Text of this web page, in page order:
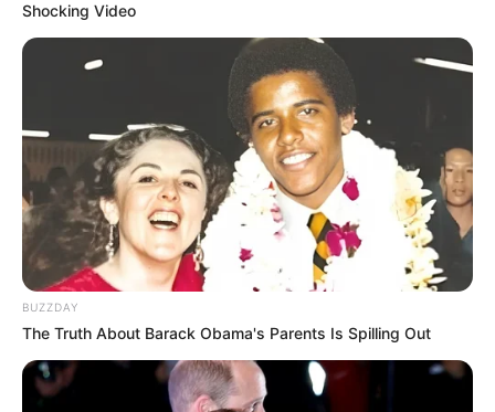
Shocking Video
BUZZDAY
The Truth About Barack Obama's Parents Is Spilling Out